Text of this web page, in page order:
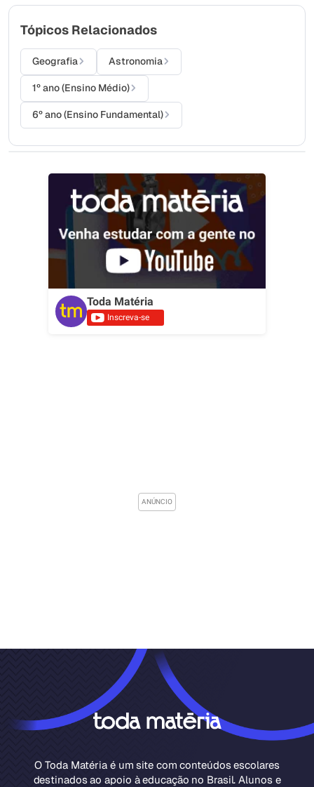
Tópicos Relacionados
Geografia Astronomia
1º ano (Ensino Médio)
6º ano (Ensino Fundamental)
Toda Matéria
Inscreva-se
O Toda Matéria é um site com conteúdos escolares
destinados ao apoio à educação no Brasil. Alunos e